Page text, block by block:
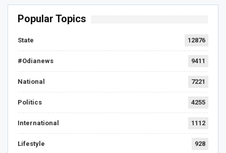
Popular Topics
State 12876
#Odianews 9411
National 7221
Politics 4255
International 1112
Lifestyle 928